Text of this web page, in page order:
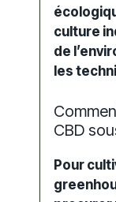
culture
de
les
CBD
Pour